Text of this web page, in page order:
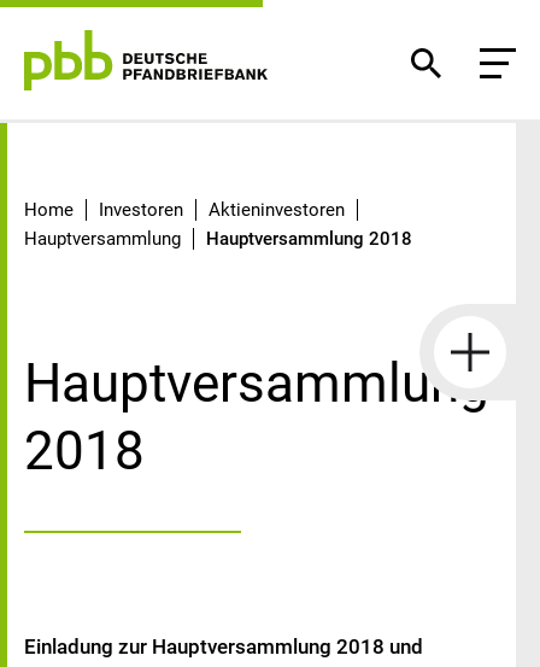
Home Investoren
Aktieninvestoren
Hauptversammlung
Hauptversammlung 2018
Hauptversammlung
2018
Einladung zur Hauptversammlung 2018 und